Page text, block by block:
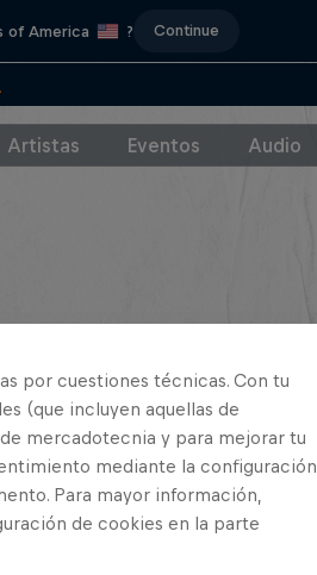
of America ? Continue
Artistas Eventos Audio
por cuestiones técnicas. Con tu
(que incluyen aquellas de
mercadotecnia y para mejorar tu
mediante la configuración
Para mayor información,
de cookies en la parte